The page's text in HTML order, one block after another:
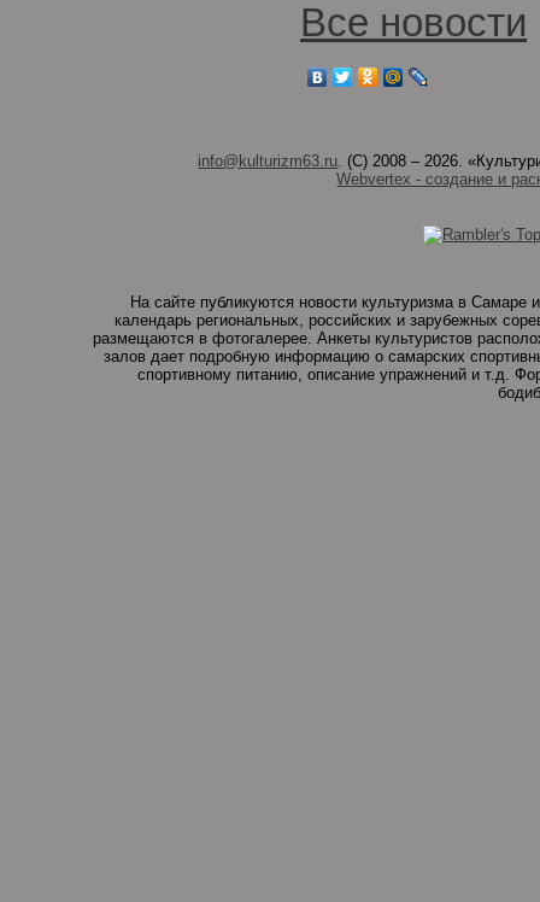
Все новости
info@kulturizm63.ru. (C) 2008 – 2026.
Webvertex - создание и
На сайте публикуются новости культуризма в
календарь региональных, российских и зарубежных
размещаются в фотогалерее. Анкеты культуристов
залов дает подробную информацию о самарских
спортивному питанию, описание упражнений и т.д.